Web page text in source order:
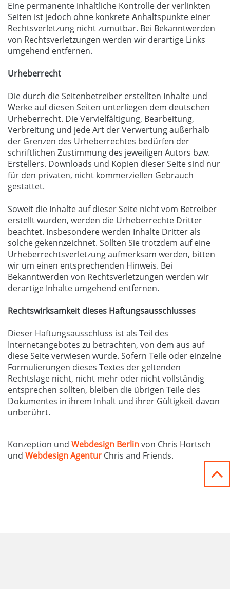
Eine permanente inhaltliche Kontrolle der verlinkten
Seiten ist jedoch ohne konkrete Anhaltspunkte einer
Rechtsverletzung nicht zumutbar. Bei Bekanntwerden
von Rechtsverletzungen werden wir derartige Links
umgehend entfernen.
Urheberrecht
Die durch die Seitenbetreiber erstellten Inhalte und
Werke auf diesen Seiten unterliegen dem deutschen
Urheberrecht. Die Vervielfältigung, Bearbeitung,
Verbreitung und jede Art der Verwertung außerhalb
der Grenzen des Urheberrechtes bedürfen der
schriftlichen Zustimmung des jeweiligen Autors bzw.
Erstellers. Downloads und Kopien dieser Seite sind nur
für den privaten, nicht kommerziellen Gebrauch
gestattet.
Soweit die Inhalte auf dieser Seite nicht vom Betreiber
erstellt wurden, werden die Urheberrechte Dritter
beachtet. Insbesondere werden Inhalte Dritter als
solche gekennzeichnet. Sollten Sie trotzdem auf eine
Urheberrechtsverletzung aufmerksam werden, bitten
wir um einen entsprechenden Hinweis. Bei
Bekanntwerden von Rechtsverletzungen werden wir
derartige Inhalte umgehend entfernen.
Rechtswirksamkeit dieses Haftungsausschlusses
Dieser Haftungsausschluss ist als Teil des
Internetangebotes zu betrachten, von dem aus auf
diese Seite verwiesen wurde. Sofern Teile oder einzelne
Formulierungen dieses Textes der geltenden
Rechtslage nicht, nicht mehr oder nicht vollständig
entsprechen sollten, bleiben die übrigen Teile des
Dokumentes in ihrem Inhalt und ihrer Gültigkeit davon
unberührt.
Konzeption und Webdesign Berlinvon Chris Hortsch
und Webdesign Agentur Chris and Friends.